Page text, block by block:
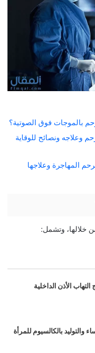
بالموجات فوق الصوتية؟
وعلاجه ونصائح للوقاية
المهاجرة وعلاجها
خلالها، وتشمل:
الأذن الداخلية
والتوليد بالكالسيوم للمرأة